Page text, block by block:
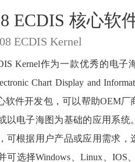
ECDIS 核心软
ECDIS Kernel
Kernel作为一款优秀的电子
Chart Display and
软件开发包，可以帮助OEM厂
以电子海图为基础的应用系统
可根据用户产品或应用需求，
可选择Windows、Linux、IOS